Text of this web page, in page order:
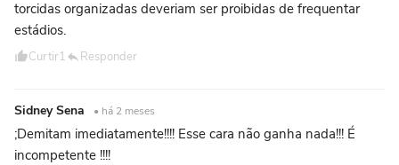
torcidas organizadas deveriam ser proibidas de frequentar
estádios.
Curtir1 Responder
Sidney Sena • há 2 meses
;Demitam imediatamente!!!! Esse cara não ganha nada!!! É
incompetente !!!!